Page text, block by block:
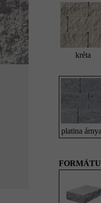
kréta
platina